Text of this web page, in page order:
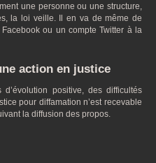
une personne ou une structure,
la loi veille. Il en va de même de
Facebook ou un compte Twitter à la
action en justice
positive, des difficultés
pour diffamation n’est recevable
la diffusion des propos.